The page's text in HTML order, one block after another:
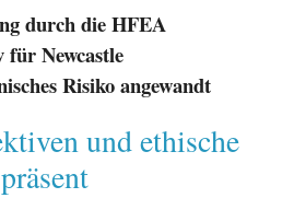
durch die HFEA
für Newcastle
Risiko angewandt
und ethische